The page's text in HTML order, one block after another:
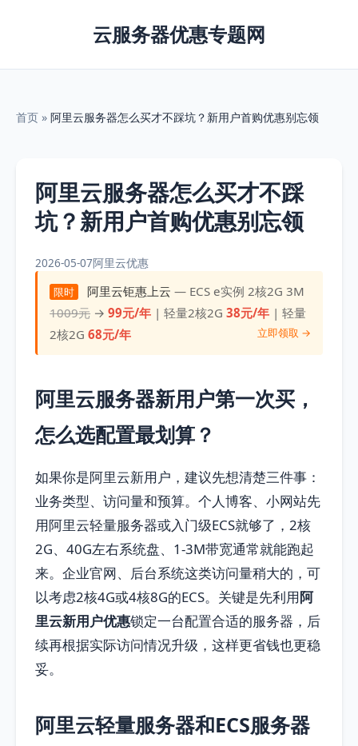
云服务器优惠专题网
首页 » 阿里云服务器怎么买才不踩坑？新用户首购优惠别忘领
阿里云服务器怎么买才不踩
坑？新用户首购优惠别忘领
2026-05-07阿里云优惠
限时 阿里云钜惠上云 — ECS e实例 2核2G 3M
1009元 →99元/年 | 轻量2核2G38元/年 | 轻量
2核2G68元/年 立即领取 →
阿里云服务器新用户第一次买，
怎么选配置最划算？
如果你是阿里云新用户，建议先想清楚三件事：
业务类型、访问量和预算。个人博客、小网站先
用阿里云轻量服务器或入门级ECS就够了，2核
2G、40G左右系统盘、1-3M带宽通常就能跑起
来。企业官网、后台系统这类访问量稍大的，可
以考虑2核4G或4核8G的ECS。关键是先利用阿
里云新用户优惠锁定一台配置合适的服务器，后
续再根据实际访问情况升级，这样更省钱也更稳
妥。
阿里云轻量服务器和ECS服务器